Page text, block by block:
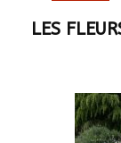
LES